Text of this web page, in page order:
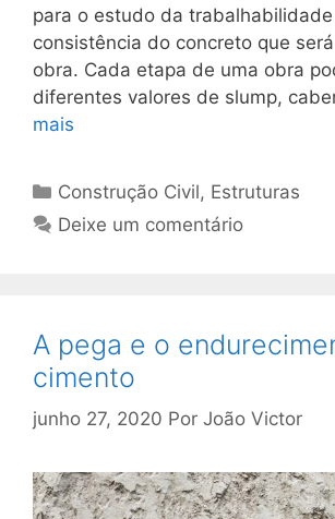
para o estudo da
consistência do concreto que
obra. Cada etapa de uma obra
diferentes valores de slump,
mais
Construção Civil, Estruturas
Deixe um comentário
A pega e o
cimento
junho 27, 2020 Por João Victor